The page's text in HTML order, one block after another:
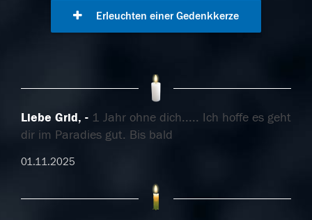
Erleuchten einer Gedenkkerze
Liebe Grid,
1 Jahr ohne dich..... Ich hoffe es geht
dir im Paradies gut. Bis bald
01.11.2025